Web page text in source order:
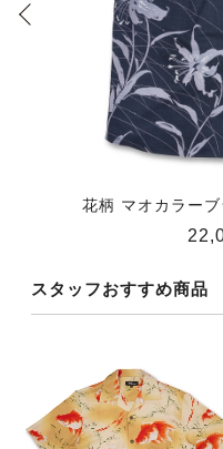
花柄 マオカラー
スタッフおすすめ商品